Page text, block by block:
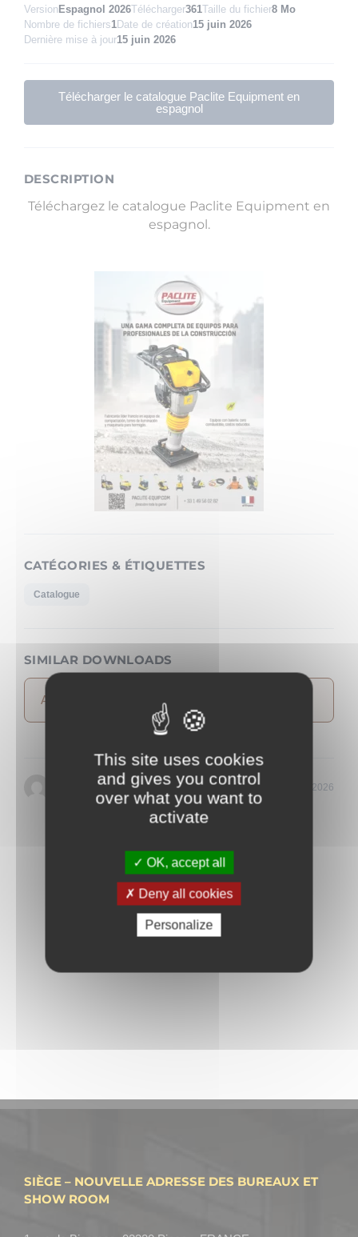
CATALOGUES
MANUELS
ACTUS News
Version Espagnol 2026Télécharger361Taille du fichier8 Mo
Nombre de fichiers1Date de création15 juin 2026
Dernière mise à jour15 juin 2026
Télécharger le catalogue Paclite Equipment en
espagnol
DESCRIPTION
Téléchargez le catalogue Paclite Equipment en
espagnol.
CATÉGORIES & ÉTIQUETTES
Catalogue
SIMILAR DOWNLOADS
Aucun téléchargement similaire trouvé !
Paclite-Unicorp-Europe-FR Updated 15 juin 2026
Partager, choisissez votre plateforme
Facebook
X LinkedIn
SIÈGE – NOUVELLE ADRESSE DES BUREAUX ET
SHOW ROOM
This site uses cookies
and gives you control
over what you want to
activate
OK, accept all
Deny all cookies
Personalize